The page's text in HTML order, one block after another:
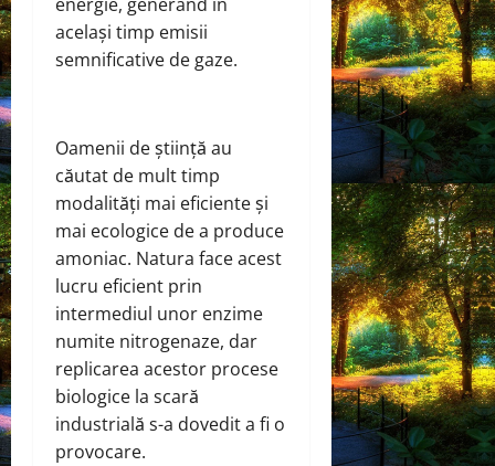
același timp emisii
semnificative de gaze.
Oamenii de știință au
căutat de mult timp
modalități mai eficiente și
mai ecologice de a produce
amoniac. Natura face acest
lucru eficient prin
intermediul unor enzime
numite nitrogenaze, dar
replicarea acestor procese
biologice la scară
industrială s-a dovedit a fi o
provocare.